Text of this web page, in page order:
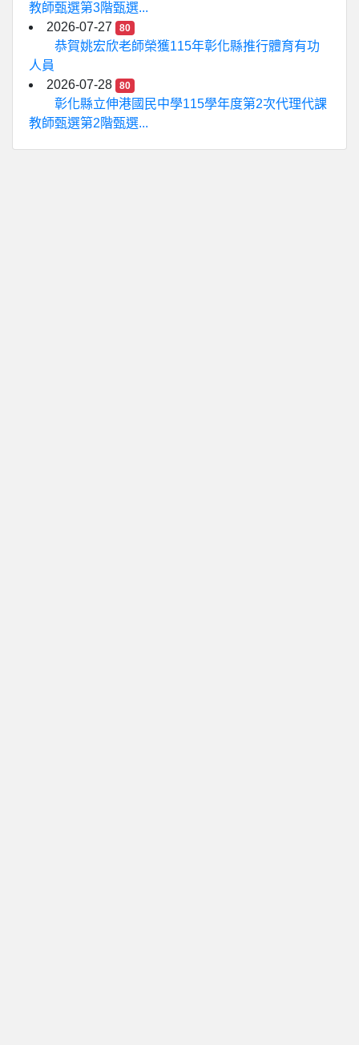
教師甄選第3階甄選...
2026-07-27
80
恭賀姚宏欣老師榮獲115年彰化縣推行體育有功
人員
2026-07-28
80
彰化縣立伸港國民中學115學年度第2次代理代課
教師甄選第2階甄選...